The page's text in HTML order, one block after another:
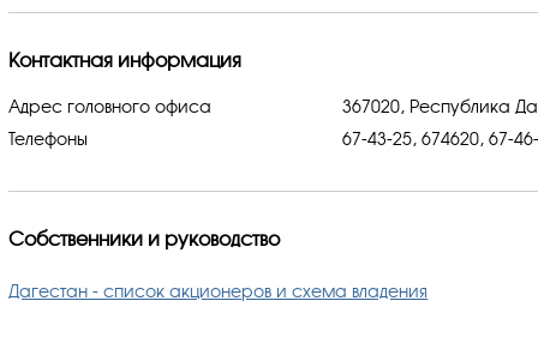
Контактная информация
Адрес головного офиса
367020, Республика
Телефоны
67-43-25, 674620, 67-
Собственники и руководство
Дагестан - список акционеров и схема владения